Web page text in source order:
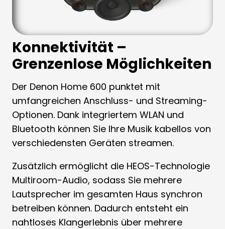
Konnektivität –
Grenzenlose Möglichkeiten
Der Denon Home 600 punktet mit
umfangreichen Anschluss- und Streaming-
Optionen. Dank integriertem WLAN und
Bluetooth können Sie Ihre Musik kabellos von
verschiedensten Geräten streamen.
Zusätzlich ermöglicht die HEOS-Technologie
Multiroom-Audio, sodass Sie mehrere
Lautsprecher im gesamten Haus synchron
betreiben können. Dadurch entsteht ein
nahtloses Klangerlebnis über mehrere